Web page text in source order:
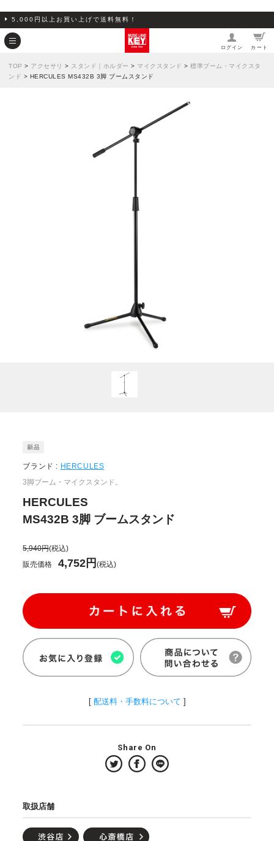
5,000円以上お買い上げで送料無料！
ログイン カート
TOP > アクセサリ > スタンド｜ホルダー > マイクスタンド > 標準ブーム・マイクスタ
ンド > HERCULES MS432B 3脚 ブームスタンド
ブランド : HERCULES
3脚ブーム・マイクスタンド。
HERCULES
MS432B 3脚 ブームスタンド
5,940円(税込)
販売価格
4,752円(税込)
[ 配送料・手数料について ]
Share On
取扱店舗